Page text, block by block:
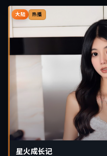
大陆 热播
星火成长记